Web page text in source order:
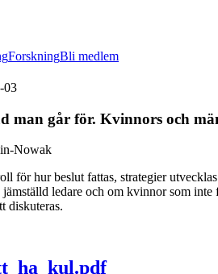
ForskningBli medlem
03
man går för. Kvinnors och
Nowak
för hur beslut fattas, strategier
ledare och om kvinnor som
diskuteras.